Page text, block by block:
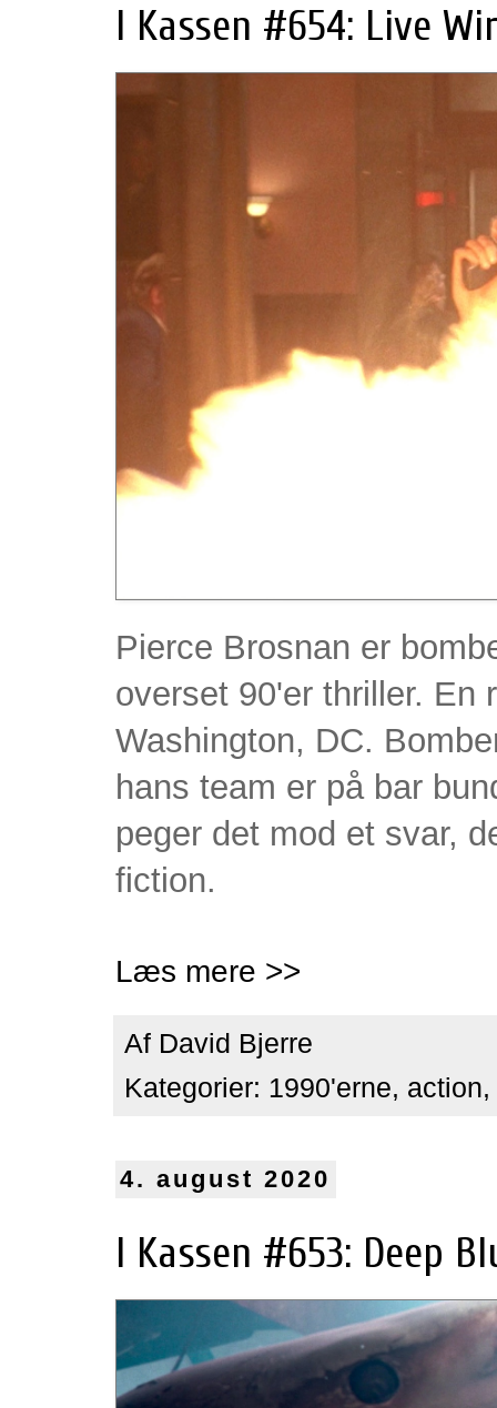
I Kassen #654: Live
Pierce Brosnan er
overset 90'er thriller.
Washington, DC.
hans team er på bar
peger det mod et svar,
fiction.
Læs mere >>
Af David Bjerre
Kategorier: 1990'erne, action,
4. august 2020
I Kassen #653: Deep